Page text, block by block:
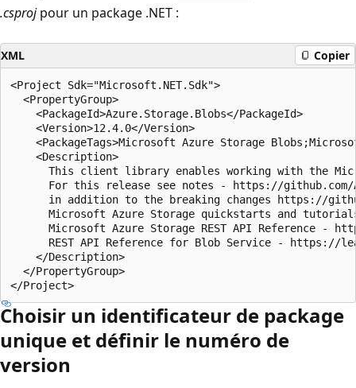
.csprojpour un package .NET :
XML Copier
<Project Sdk="Microsoft.NET.Sdk">
  <PropertyGroup>
    <PackageId>Azure.Storage.Blobs</PackageId>
    <Version>12.4.0</Version>
<PackageTags>Microsoft Azure Storage
    <Description>
This client library enables working with the
For this release see notes - https://
in addition to the breaking changes https://
Microsoft Azure Storage quickstarts and
Microsoft Azure Storage REST API Reference -
REST API Reference for Blob Service - https://
    </Description>
  </PropertyGroup>
Choisir un identificateur de package
unique et définir le numéro de
version